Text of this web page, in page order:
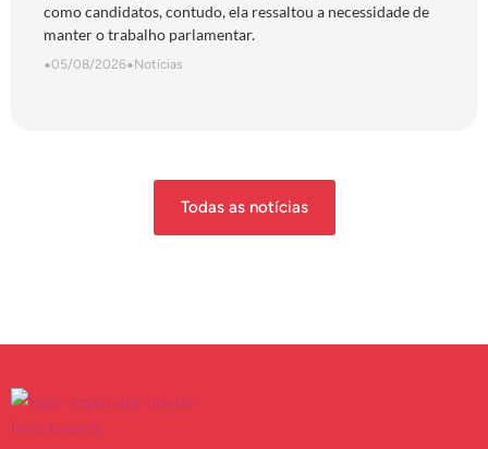
como candidatos, contudo, ela ressaltou a necessidade de
manter o trabalho parlamentar.
•05/08/2026•Notícias
Todas as notícias